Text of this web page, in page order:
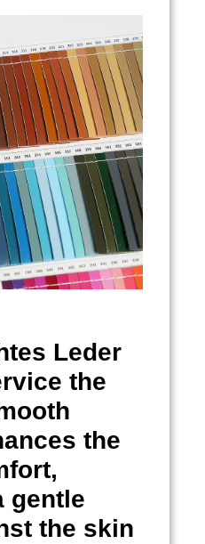
Leder
the
the
gentle
the skin